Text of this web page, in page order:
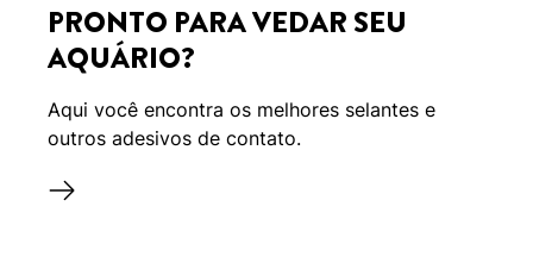
PRONTO PARA VEDAR SEU
AQUÁRIO?
Aqui você encontra os melhores selantes e
outros adesivos de contato.